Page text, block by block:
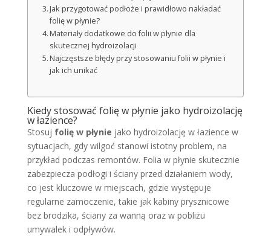
Jak przygotować podłoże i prawidłowo nakładać
folię w płynie?
Materiały dodatkowe do folii w płynie dla
skutecznej hydroizolacji
Najczęstsze błędy przy stosowaniu folii w płynie i
jak ich unikać
Kiedy stosować folię w płynie jako hydroizolację
w łazience?
Stosuj folię w płynie jako hydroizolację w łazience w
sytuacjach, gdy wilgoć stanowi istotny problem, na
przykład podczas remontów. Folia w płynie skutecznie
zabezpiecza podłogi i ściany przed działaniem wody,
co jest kluczowe w miejscach, gdzie występuje
regularne zamoczenie, takie jak kabiny prysznicowe
bez brodzika, ściany za wanną oraz w pobliżu
umywalek i odpływów.